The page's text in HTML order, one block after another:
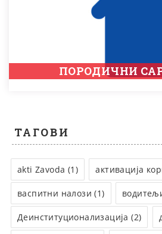
ПОРОДИЧНИ
ТАГОВИ
akti Zavoda (1) активација
васпитни налози (1)
Деинституционализација (2)